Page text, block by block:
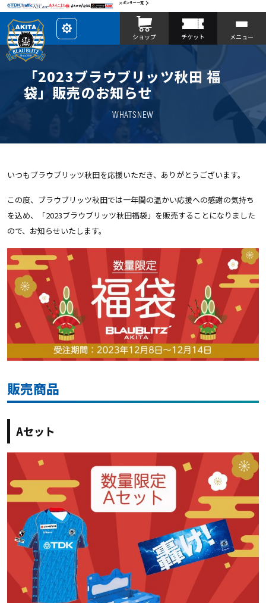
スポンサー一覧
レ
イ
ア
を
カ
ス
タ
マ
ショップ チケット メニュー
「2023ブラウブリッツ秋田 福
袋」販売のお知らせ
WHATSNEW
いつもブラウブリッツ秋田を応援いただき、ありがとうございます。
この度、ブラウブリッツ秋田では一年間の温かい応援への感謝の気持ち
を込め、「2023ブラウブリッツ秋田福袋」を販売することになりました
ので、お知らせいたします。
販売商品
Aセット